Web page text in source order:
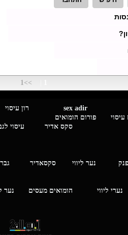
>>1
לגבר sex adir רון
פורום הומואים
סקס אדיר עיסוי
נער ליווי סקסאדיר
נערי ליווי הומואים מעסים נער